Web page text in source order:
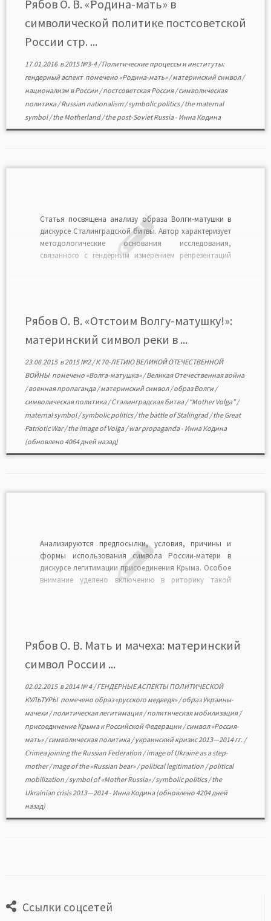
весьма перспективным для исследования
символической политики в целом. […]
Рябов О. В. «Родина-мать» в
символической политике постсоветской
России стр. ...
17.01.2016в2015 №3-4/Политические процессы и институты:
гендерный аспект помечено «Родина-мать»/материнский символ/
национализм в России /постсоветская Россия/символическая
политика/Russian nationalism /symbolic politics/the maternal
symbol/the Motherland/the post-Soviet Russia- Инна Кодина
Статья посвящена анализу образа Волги-матушки в
дискурсе Сталинградской битвы. Автор характеризует
методологические основания исследования,
связанного с гендерным измерением репрезентаций
Волги-матушки в […]
Рябов О. В. «Отстоим Волгу-матушку!»:
материнский символ реки в ...
23.06.2015в2015 №2/К 70-ЛЕТИЮ ВЕЛИКОЙ ОТЕЧЕСТВЕННОЙ
ВОЙНЫ помечено «Волга-матушка»/Великая Отечественная война
/военная пропаганда/материнский символ/образ Волги /
символическая политика/Сталинградская битва/“Mother Volga”/
maternal symbol/symbolic politics/the battle of Stalingrad/the Great
Patriotic War/the image of Volga/war propaganda- Инна Кодина
(обновлено 4064 дней назад)
Анализируются предпосылки, условия, причины и
формы использования символа России-матери в
дискурсе легитимации присоединения Крыма. Особое
внимание уделено включению в риторику такой
образов России-матери и Украины-мачехи. Читать в
формате PDF>>
Рябов О. В. Мать и мачеха: материнский
символ России ...
02.02.2015в2014 № 4/ГЕНДЕРНЫЕ АСПЕКТЫ ПОЛИТИЧЕСКОЙ
КУЛЬТУРЫ помечено образ «русского медведя»/образ Украины-
мачехи /политическая легитимация/политическая мобилизация/
присоединение Крыма к Российской Федерации /символ «Россия-
мать»/символическая политика/украинский кризис 2013—2014 гг. /
Crimea joining the Russian Federation /image of Ukraine as a step-
mother/mage of the «Russian bear»/political legitimation /political
mobilization /symbol of «Mother Russia»/symbolic politics/the
Ukrainian crisis 2013—2014- Инна Кодина(обновлено 4204 дней
назад)
Ссылки соцсетей